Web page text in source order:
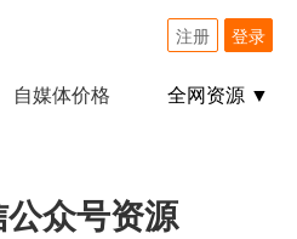
注册 登录
自媒体价格 全网资源 ▼
众号资源